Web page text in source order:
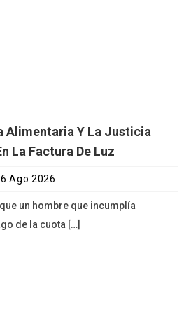
Alimentaria Y La Justicia
La Factura De Luz
Ago 2026
un hombre que incumplía
de la cuota […]